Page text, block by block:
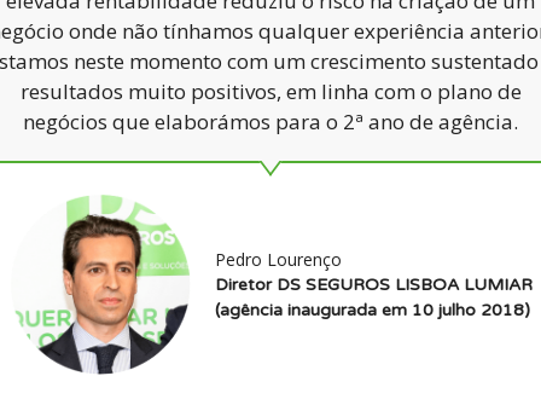
onde não tínhamos qualquer experiência
neste momento com um crescimento
resultados muito positivos, em linha com o plano de
negócios que elaborámos para o 2ª ano de agência.
Pedro Lourenço
Diretor DS SEGUROS LISBOA LUMIAR
(agência inaugurada em 10 julho 2018)